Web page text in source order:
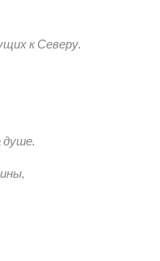
к Северу.
душе.